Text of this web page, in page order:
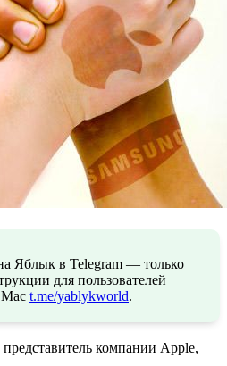
Яблык в Telegram — только
для пользователей
t.me/yablykworld.
компании Apple,